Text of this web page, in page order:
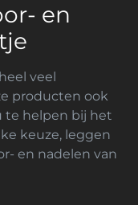
en
veel
producten ook
te helpen bij het
keuze, leggen
en nadelen van